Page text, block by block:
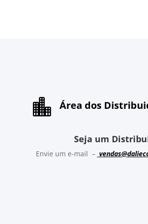
 Área dos
Seja um
Envie um e-mail –